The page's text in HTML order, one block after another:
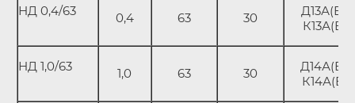
НД 0,4/63 0,4 63 30
Д13А(В);
К13А(В)
НД 1,0/63 1,0 63 30
Д14А(В);
К14А(В)